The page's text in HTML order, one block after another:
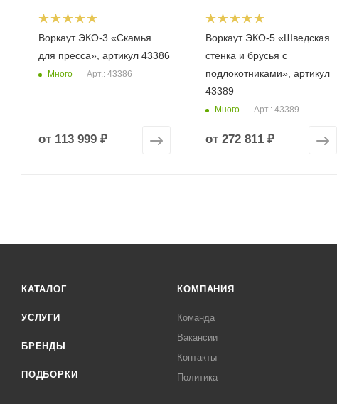
Воркаут ЭКО-3 «Скамья
для пресса», артикул 43386
Много Арт.: 43386
от 113 999 ₽
Воркаут ЭКО-5 «Шведская
стенка и брусья с
подлокотниками», артикул
43389
Много Арт.: 43389
от 272 811 ₽
КАТАЛОГ
УСЛУГИ
БРЕНДЫ
ПОДБОРКИ
КОМПАНИЯ
Команда
Вакансии
Контакты
Политика